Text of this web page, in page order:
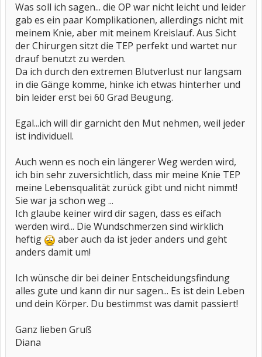
Was soll ich sagen... die OP war nicht leicht und leider
gab es ein paar Komplikationen, allerdings nicht mit
meinem Knie, aber mit meinem Kreislauf. Aus Sicht
der Chirurgen sitzt die TEP perfekt und wartet nur
drauf benutzt zu werden.
Da ich durch den extremen Blutverlust nur langsam
in die Gänge komme, hinke ich etwas hinterher und
bin leider erst bei 60 Grad Beugung.
Egal...ich will dir garnicht den Mut nehmen, weil jeder
ist individuell.
Auch wenn es noch ein längerer Weg werden wird,
ich bin sehr zuversichtlich, dass mir meine Knie TEP
meine Lebensqualität zurück gibt und nicht nimmt!
Sie war ja schon weg ...
Ich glaube keiner wird dir sagen, dass es eifach
werden wird... Die Wundschmerzen sind wirklich
heftig
aber auch da ist jeder anders und geht
anders damit um!
Ich wünsche dir bei deiner Entscheidungsfindung
alles gute und kann dir nur sagen... Es ist dein Leben
und dein Körper. Du bestimmst was damit passiert!
Ganz lieben Gruß
Diana